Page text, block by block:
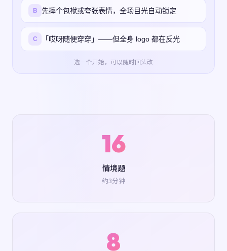
B 先摔个包袱或夸张表情，全场目光自动锁定
C 「哎呀随便穿穿」——但全身 logo 都在反光
选一个开始，可以随时回头改
16
情境题
约3分钟
8